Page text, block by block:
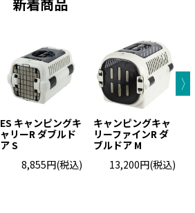
トンカ
ES キャンピングキ
ャリーR ダブルド
ア S
8,855円(税込)
キャンピングキャ
リーファインR ダ
ブルドア M
13,200円(税込)